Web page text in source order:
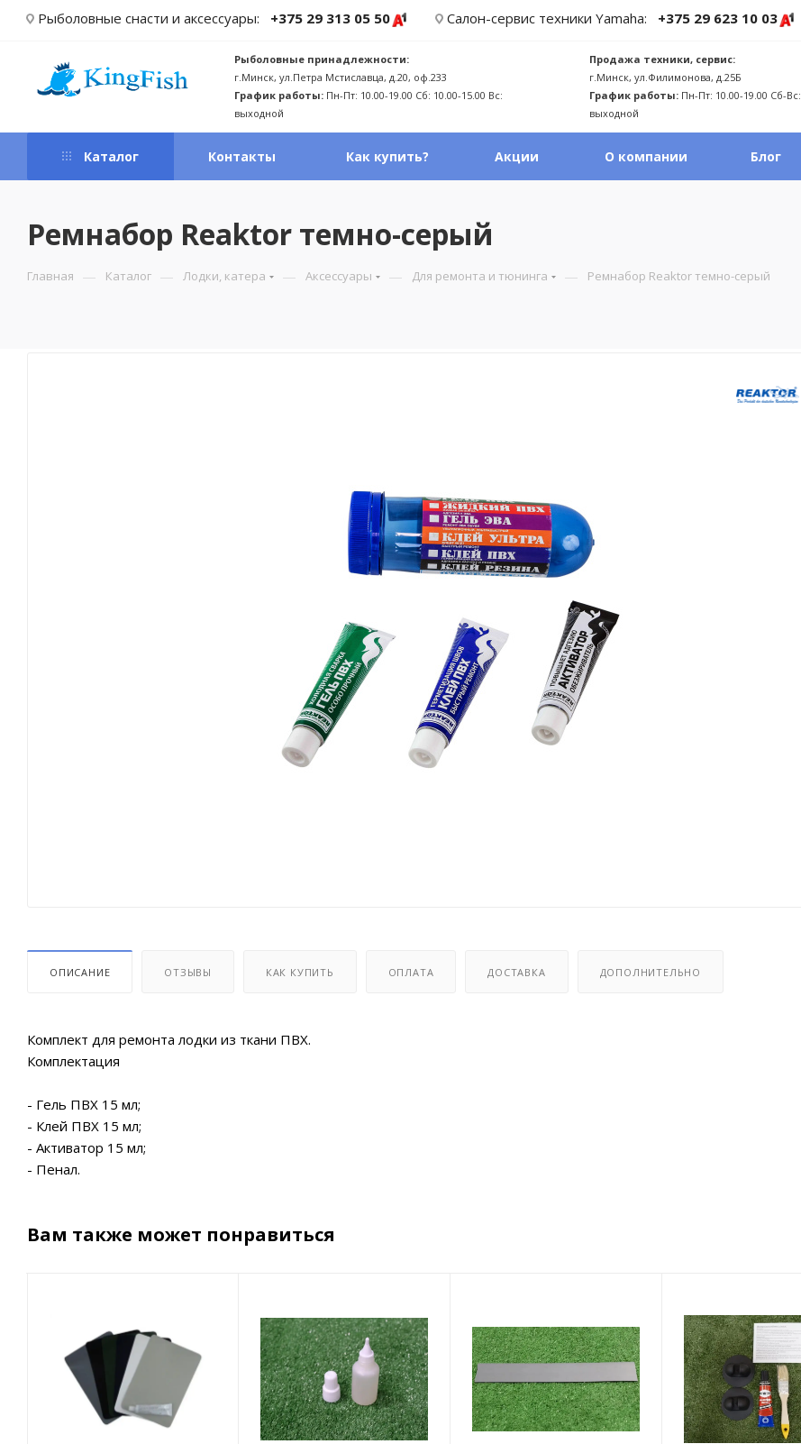
Рыболовные снасти и аксессуары: +375 29 313 05 50 Салон-сервис техники Yamaha: +375 29 623 10 03
Рыболовные принадлежности:
г.Минск, ул.Петра Мстиславца, д.20, оф.233
График работы: Пн-Пт: 10.00-19.00 Сб: 10.00-15.00 Вс:
выходной
Продажа техники, сервис:
г.Минск, ул.Филимонова, д.25Б
График работы: Пн-Пт: 10.00-19.00 Сб-Вс:
выходной
Каталог Контакты Как купить? Акции О компании Блог
Ремнабор Reaktor темно-серый
Главная — Каталог — Лодки, катера — Аксессуары — Для ремонта и тюнинга — Ремнабор Reaktor темно-серый
ОПИСАНИЕ ОТЗЫВЫ КАК КУПИТЬ ОПЛАТА ДОСТАВКА ДОПОЛНИТЕЛЬНО
Комплект для ремонта лодки из ткани ПВХ.
Комплектация
- Гель ПВХ 15 мл;
- Клей ПВХ 15 мл;
- Активатор 15 мл;
- Пенал.
Вам также может понравиться